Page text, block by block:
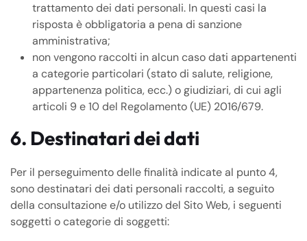
trattamento dei dati personali. In questi casi la
risposta è obbligatoria a pena di sanzione
amministrativa;
non vengono raccolti in alcun caso dati appartenenti
a categorie particolari (stato di salute, religione,
appartenenza politica, ecc.) o giudiziari, di cui agli
articoli 9 e 10 del Regolamento (UE) 2016/679.
6. Destinatari dei dati
Per il perseguimento delle finalità indicate al punto 4,
sono destinatari dei dati personali raccolti, a seguito
della consultazione e/o utilizzo del Sito Web, i seguenti
soggetti o categorie di soggetti: